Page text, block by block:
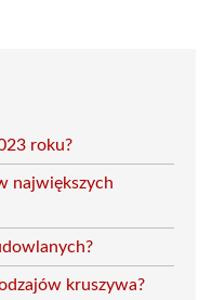
roku?
największych
kruszywa?